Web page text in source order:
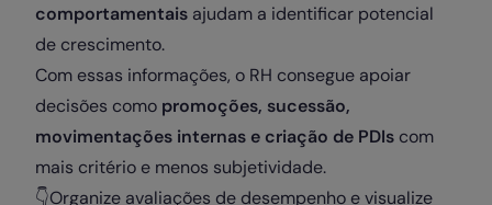
comportamentais ajudam a identificar potencial
de crescimento.
Com essas informações, o RH consegue apoiar
decisões como promoções, sucessão,
movimentações internas e criação de PDIs com
mais critério e menos subjetividade.
👇Organize avaliações de desempenho e visualize